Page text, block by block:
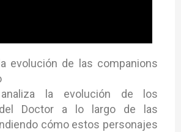
evolución de las companions
la evolución de los
del Doctor a lo largo de las
cómo estos personajes